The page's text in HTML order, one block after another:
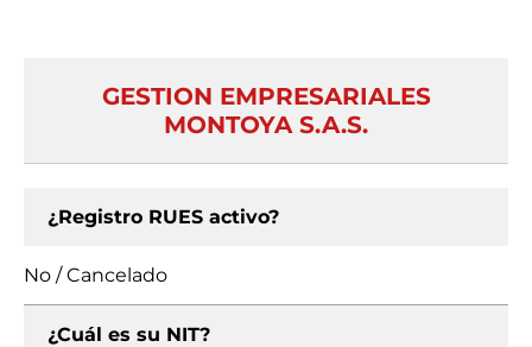
GESTION EMPRESARIALES
MONTOYA S.A.S.
¿Registro RUES activo?
No / Cancelado
¿Cuál es su NIT?